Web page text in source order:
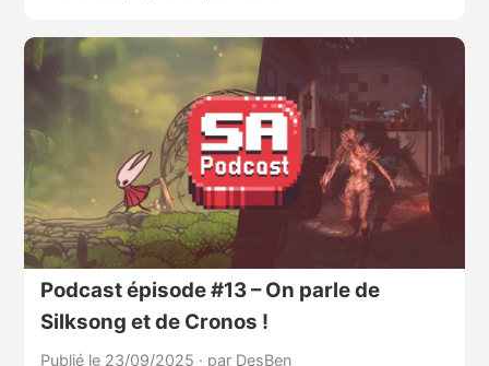
Podcast épisode #13 – On parle de
Silksong et de Cronos !
Publié le 23/09/2025 · par DesBen